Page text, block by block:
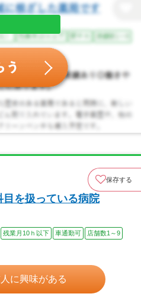
保存する
を扱っている病院
残業月10ｈ以下 車通勤可
店舗数1～9
に興味がある